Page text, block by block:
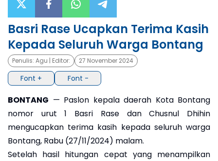
×
Basri Rase Ucapkan Terima Kasih
Kepada Seluruh Warga Bontang
Penulis: Agu | Editor: 27 November 2024
Font + Font -
BONTANG — Paslon kepala daerah Kota Bontang
nomor urut 1 Basri Rase dan Chusnul Dhihin
mengucapkan terima kasih kepada seluruh warga
Bontang, Rabu (27/11/2024) malam.
Setelah hasil hitungan cepat yang menampilkan